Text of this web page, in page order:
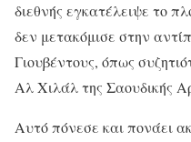
διεθνής εγκατέλειψε το
δεν μετακόμισε στην
Γιουβέντους, όπως
Αλ Χιλάλ της Σαουδικής
Αυτό πόνεσε και πονάει